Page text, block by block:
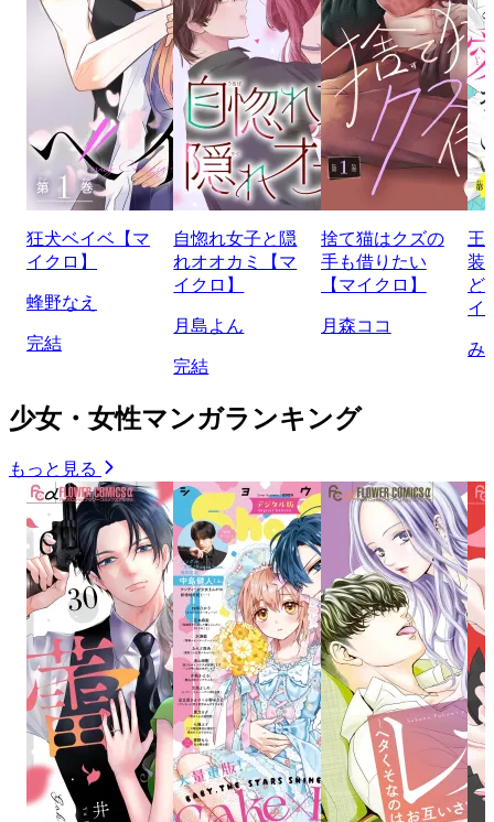
狂犬ベイベ【マ
イクロ】
蜂野なえ
完結
自惚れ女子と隠
れオオカミ【マ
イクロ】
月島よん
完結
捨て猫はクズの
手も借りたい
【マイクロ】
月森ココ
王
装
ど
イ
み
少女・女性マンガランキング
もっと見る